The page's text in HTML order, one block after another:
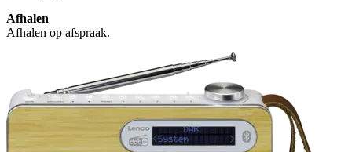
Afhalen
Afhalen op afspraak.